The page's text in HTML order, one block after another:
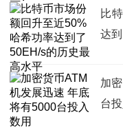
比
达
加
台